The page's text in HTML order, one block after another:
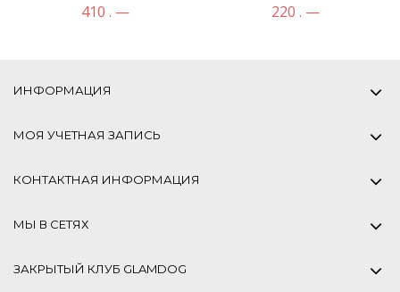
410 . — 220 . —
ИНФОРМАЦИЯ
МОЯ УЧЕТНАЯ ЗАПИСЬ
КОНТАКТНАЯ ИНФОРМАЦИЯ
МЫ В СЕТЯХ
ЗАКРЫТЫЙ КЛУБ GLAMDOG